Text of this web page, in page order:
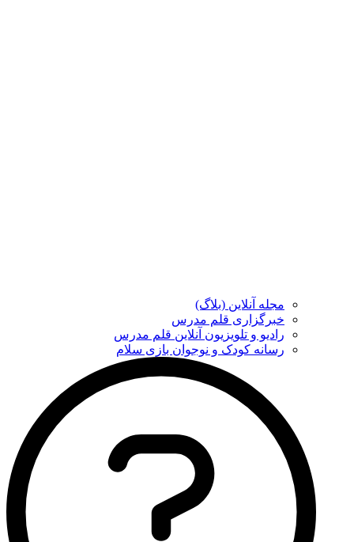
مجله آنلاین (بلاگ)
خبرگزاری قلم مدرس
رادیو و تلویزیون آنلاین قلم مدرس
رسانه کودک و نوجوان بازی سلام